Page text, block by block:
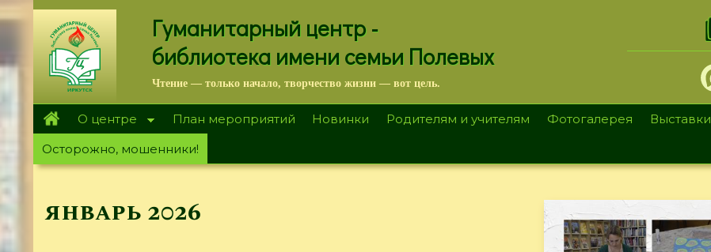
Перейти
к
основному
содержанию
Гуманитарный центр -
библиотека имени семьи Полевых
Чтение — только начало, творчество жизни — вот цель.
О центре План мероприятий Новинки Родителям и учителям Фотогалерея Выставки
Осторожно, мошенники!
январь 2026